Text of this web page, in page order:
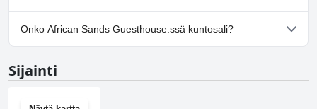
Kyllä, African Sands Guesthouse tarjoaa
pysäköintimahdollisuuden.
Onko African Sands Guesthouse:ssä kuntosali?
Sijainti